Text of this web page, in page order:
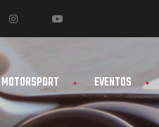
MOTORSPORT EVENTOS